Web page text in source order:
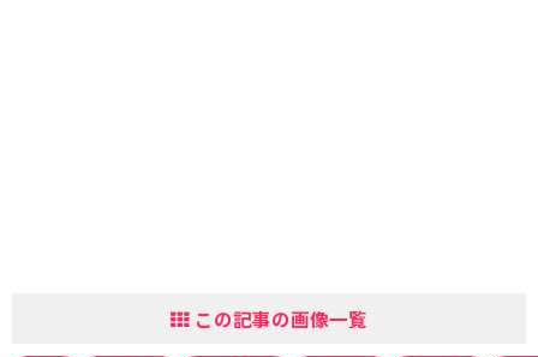
この記事の画像一覧